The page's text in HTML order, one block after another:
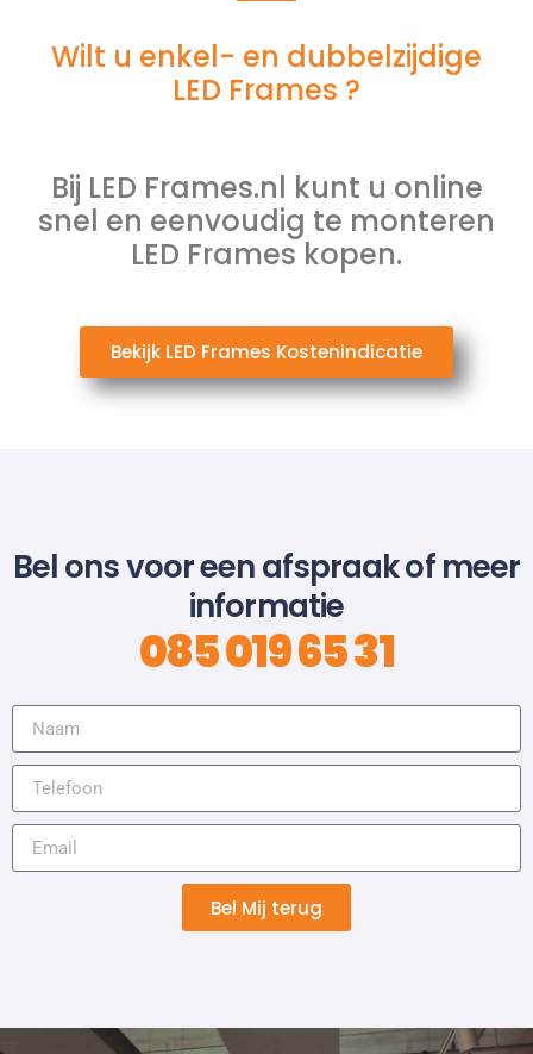
Wilt u enkel- en dubbelzijdige
LED Frames ?
Bij LED Frames.nl kunt u online
snel en eenvoudig te monteren
LED Frames kopen.
Bekijk LED Frames Kostenindicatie
Bel ons voor een afspraak of meer
informatie
085 019 65 31
Bel Mij terug